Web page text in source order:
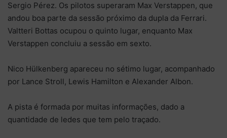
Sergio Pérez. Os pilotos superaram Max Verstappen, que
andou boa parte da sessão próximo da dupla da Ferrari.
Valtteri Bottas ocupou o quinto lugar, enquanto Max
Verstappen concluiu a sessão em sexto.
Nico Hülkenberg apareceu no sétimo lugar, acompanhado
por Lance Stroll, Lewis Hamilton e Alexander Albon.
A pista é formada por muitas informações, dado a
quantidade de ledes que tem pelo traçado.